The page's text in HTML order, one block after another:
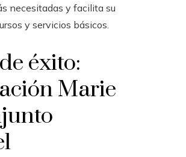
necesitadas y facilita su
y servicios básicos.
éxito:
Marie